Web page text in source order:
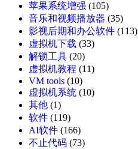
苹果系统增强 (105)
音乐和视频播放器 (35)
影视后期和办公软件 (113)
虚拟机下载 (33)
解锁工具 (20)
虚拟机教程 (11)
VM tools (10)
虚拟机系统 (10)
其他 (1)
软件 (119)
AI软件 (166)
不止代码 (73)